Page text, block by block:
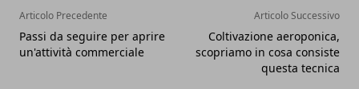
Articolo Precedente
Passi da seguire per aprire
un'attività commerciale
Articolo Successivo
Coltivazione aeroponica,
scopriamo in cosa consiste
questa tecnica